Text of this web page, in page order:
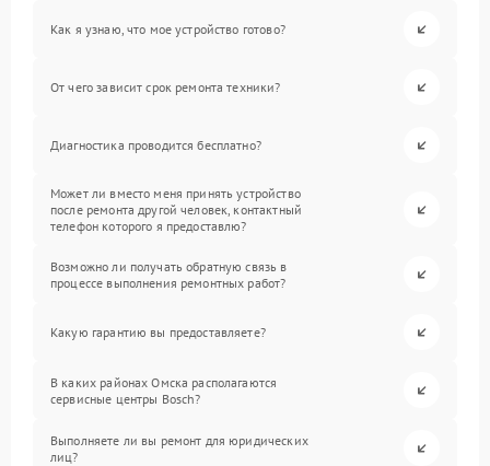
Как я узнаю, что мое устройство готово?
От чего зависит срок ремонта техники?
Диагностика проводится бесплатно?
Может ли вместо меня принять устройство
после ремонта другой человек, контактный
телефон которого я предоставлю?
Возможно ли получать обратную связь в
процессе выполнения ремонтных работ?
Какую гарантию вы предоставляете?
В каких районах Омска располагаются
сервисные центры Bosch?
Выполняете ли вы ремонт для юридических
лиц?